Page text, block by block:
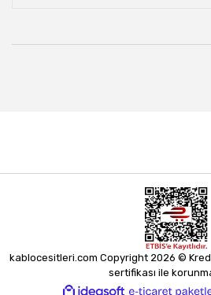
kablocesitleri.com Copyright 2026 ©
sertifikası ile
ideasoft